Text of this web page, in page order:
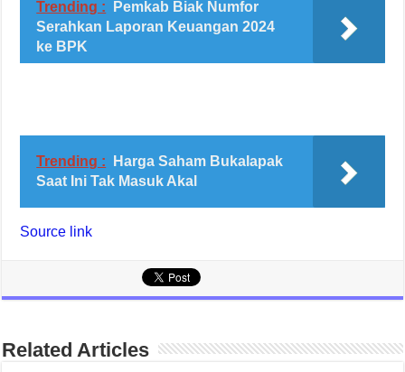
Trending :
Pemkab Biak Numfor
Serahkan Laporan Keuangan 2024
ke BPK
Trending :
Harga Saham Bukalapak
Saat Ini Tak Masuk Akal
Source link
Related Articles